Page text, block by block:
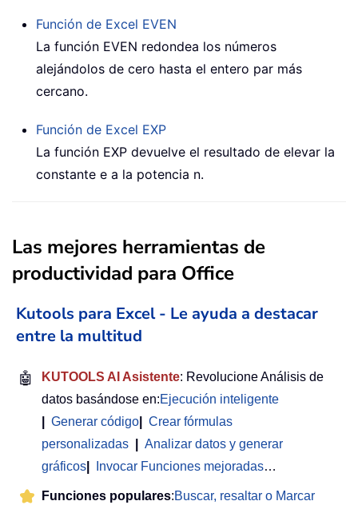
Función de Excel EVEN
La función EVEN redondea los números
alejándolos de cero hasta el entero par más
cercano.
Función de Excel EXP
La función EXP devuelve el resultado de elevar la
constante e a la potencia n.
Las mejores herramientas de
productividad para Office
Kutools para Excel - Le ayuda a destacar
entre la multitud
🤖 KUTOOLS AI Asistente: Revolucione Análisis de
datos basándose en:Ejecución inteligente
Generar código
Crear fórmulas
personalizadas
Analizar datos y generar
gráficos
Invocar Funciones mejoradas…
Funciones populares:Buscar, resaltar o Marcar